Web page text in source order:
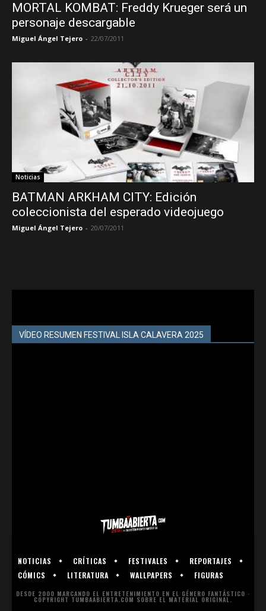
MORTAL KOMBAT: Freddy Krueger será un
personaje descargable
Miguel Ángel Tejero - 22/07/2011
Noticias
BATMAN ARKHAM CITY: Edición
coleccionista del esperado videojuego
Miguel Ángel Tejero - 20/07/2011
VÍDEO RESUMEN FESTIVAL ISLA CALAVERA 2025
NOTICIAS CRÍTICAS FESTIVALES
REPORTAJES
CÓMICS
LITERATURA WALLPAPERS FIGURAS
DESDE 2000 MARCANDO EL ENTRETENIMIENTO EN EL GÉNERO FANTÁSTICO ·
COPYRIGHT TUMBAABIERTA.COM SOBRE EL MATERIAL ORIGINAL.